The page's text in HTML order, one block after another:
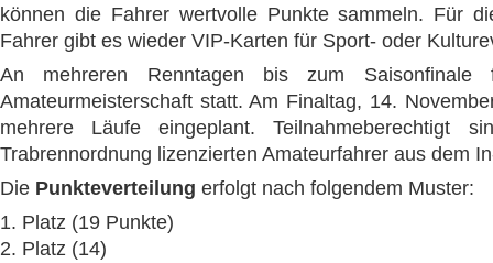
können die Fahrer wertvolle Punkte sammeln. Für
Fahrer gibt es wieder VIP-Karten für Sport- oder
An mehreren Renntagen bis zum Saisonfinale
Amateurmeisterschaft statt. Am Finaltag, 14.
mehrere Läufe eingeplant. Teilnahmeberechtigt
Trabrennordnung lizenzierten Amateurfahrer aus dem
Die Punkteverteilung erfolgt nach folgendem Muster:
1. Platz (19 Punkte)
2. Platz (14)